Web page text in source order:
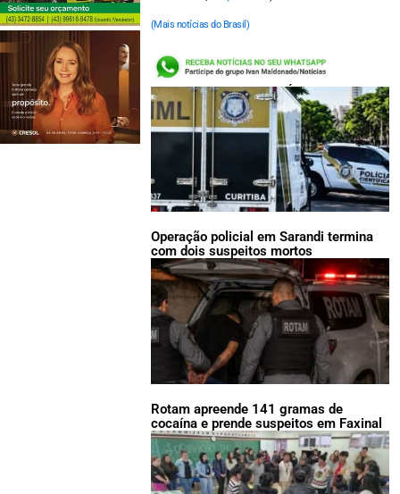
(Mais notícias do Brasil)
LEIA TAMBÉM:
Operação policial em Sarandi termina
com dois suspeitos mortos
Rotam apreende 141 gramas de
cocaína e prende suspeitos em Faxinal